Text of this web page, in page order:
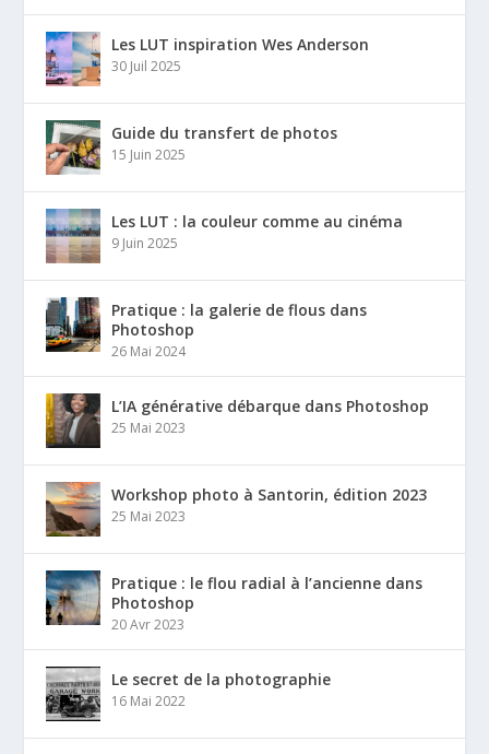
Les LUT inspiration Wes Anderson
30 Juil 2025
Guide du transfert de photos
15 Juin 2025
Les LUT : la couleur comme au cinéma
9 Juin 2025
Pratique : la galerie de flous dans
Photoshop
26 Mai 2024
L’IA générative débarque dans Photoshop
25 Mai 2023
Workshop photo à Santorin, édition 2023
25 Mai 2023
Pratique : le flou radial à l’ancienne dans
Photoshop
20 Avr 2023
Le secret de la photographie
16 Mai 2022